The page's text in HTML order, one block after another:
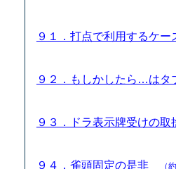
９１．打点で利用するケ
９２．もしかしたら…は
９３．ドラ表示牌受けの
９４．雀頭固定の是非 （